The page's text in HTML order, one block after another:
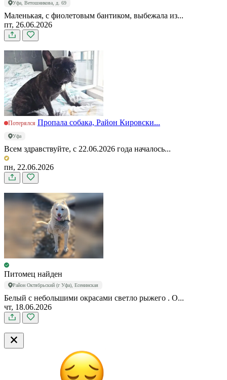
Уфа, Ветошникова, д. 69
Маленькая, с фиолетовым бантиком, выбежала из...
пт, 26.06.2026
Потерялся Пропала собака, Район Кировски...
Уфа
Всем здравствуйте, с 22.06.2026 года началось...
пн, 22.06.2026
Питомец найден
Район Октябрьский (г Уфа), Есенинская
Белый с небольшими окрасами светло рыжего . О...
чт, 18.06.2026